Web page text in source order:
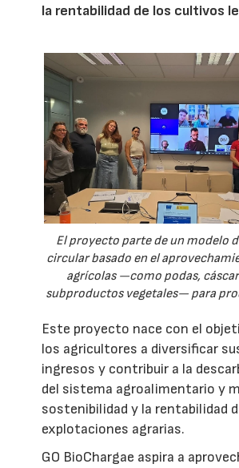
la rentabilidad de los cultivos
El proyecto parte de un modelo
circular basado en el
agrícolas —como podas,
subproductos vegetales— para
Este proyecto nace con el
los agricultores a diversificar
ingresos y contribuir a la
del sistema agroalimentario y
sostenibilidad y la rentabilidad
explotaciones agrarias.
GO BioChargae aspira a